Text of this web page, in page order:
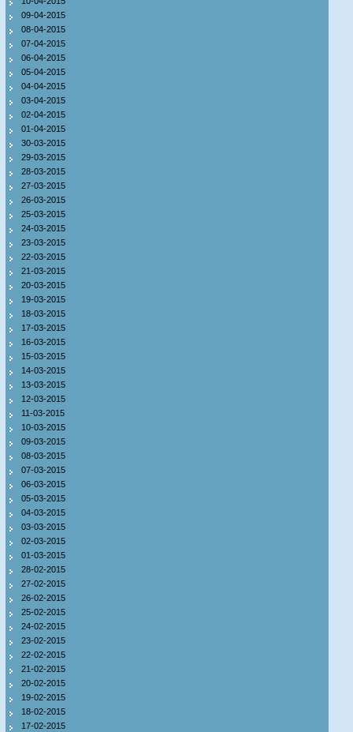
09-04-2015
08-04-2015
07-04-2015
06-04-2015
05-04-2015
04-04-2015
03-04-2015
02-04-2015
01-04-2015
30-03-2015
29-03-2015
28-03-2015
27-03-2015
26-03-2015
25-03-2015
24-03-2015
23-03-2015
22-03-2015
21-03-2015
20-03-2015
19-03-2015
18-03-2015
17-03-2015
16-03-2015
15-03-2015
14-03-2015
13-03-2015
12-03-2015
11-03-2015
10-03-2015
09-03-2015
08-03-2015
07-03-2015
06-03-2015
05-03-2015
04-03-2015
03-03-2015
02-03-2015
01-03-2015
28-02-2015
27-02-2015
26-02-2015
25-02-2015
24-02-2015
23-02-2015
22-02-2015
21-02-2015
20-02-2015
19-02-2015
18-02-2015
17-02-2015